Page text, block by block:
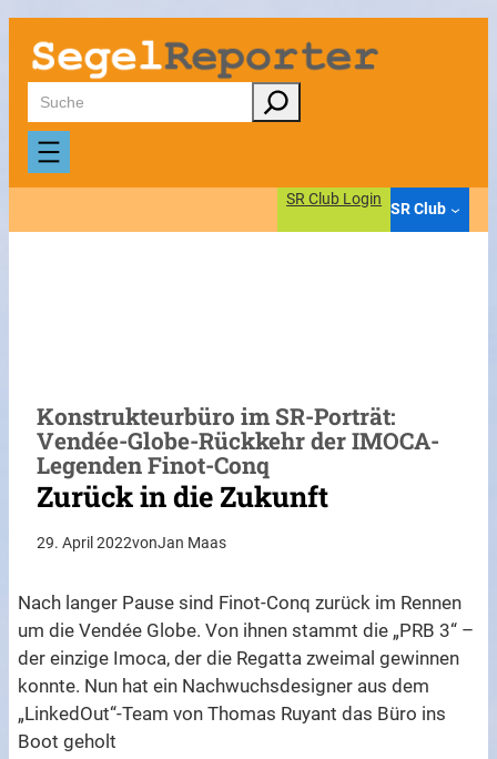
Zum
Inhalt
springen
Suchen
SR Club Login
SR Club
Konstrukteurbüro im SR-Porträt:
Vendée-Globe-Rückkehr der IMOCA-
Legenden Finot-Conq
Zurück in die Zukunft
29. April 2022vonJan Maas
Nach langer Pause sind Finot-Conq zurück im Rennen
um die Vendée Globe. Von ihnen stammt die „PRB 3“ –
der einzige Imoca, der die Regatta zweimal gewinnen
konnte. Nun hat ein Nachwuchsdesigner aus dem
„LinkedOut“-Team von Thomas Ruyant das Büro ins
Boot geholt